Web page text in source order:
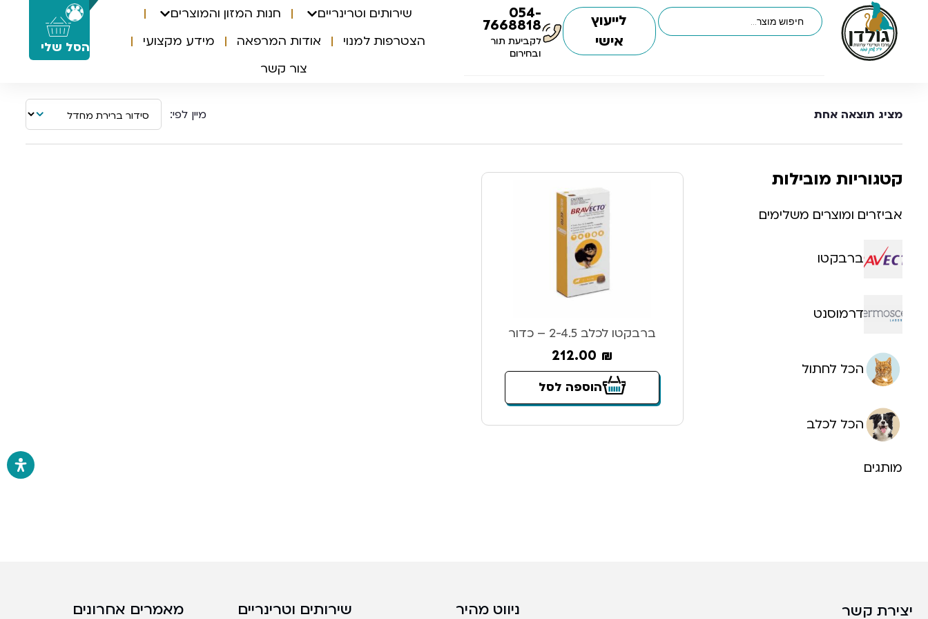
0
הסל שלי
054-
7668818
לקביעת תור
ובחירום
לייעוץ
אישי
שירותים וטרינריים
חנות המזון והמוצרים
הצטרפות למנוי
אודות המרפאה
מידע מקצועי
צור קשר
מציג תוצאה אחת
קטגוריות מובילות
אביזרים ומוצרים משלימים
ברבקטו
דרמוסנט
הכל לחתול
הכל לכלב
מותגים
ברבקטו לכלב 2-4.5 – כדור
212.00 ₪
הוספה לסל
יצירת קשר מאמרים אחרונים שירותים וטרינריים ניווט מהיר